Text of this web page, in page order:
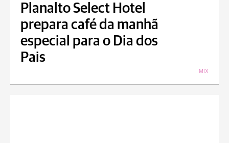
Planalto Select Hotel
prepara café da manhã
especial para o Dia dos
Pais
MIX